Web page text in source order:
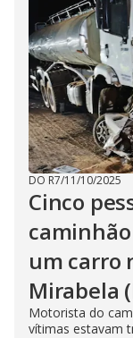
DO R7/11/10/2025
Cinco
um carro
Mirabela
Motorista do
vítimas estavam